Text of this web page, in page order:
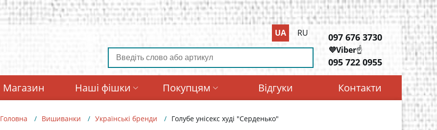
UA RU 097 676 3730
💜Viber☝️
095 722 0955
Магазин Наші фішки Покупцям Відгуки Контакти
Головна Вишиванки Українські бренди Голубе унісекс худі "Серденько"